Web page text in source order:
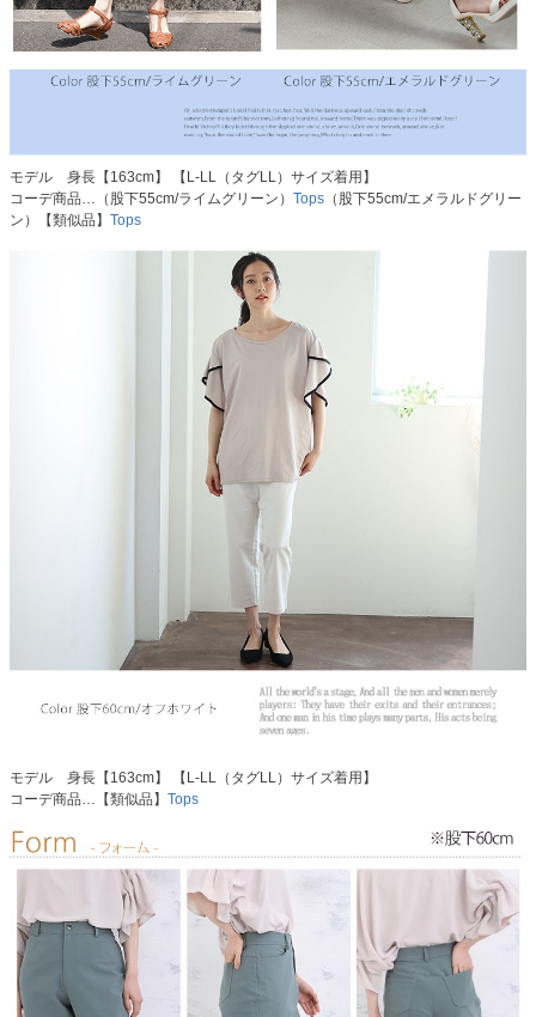
モデル 身長【163cm】 【L-LL（タグLL）サイズ着用】
コーデ商品…（股下55cm/ライムグリーン） Tops （股下55cm/エメラルドグリー
ン）【類似品】 Tops
モデル 身長【163cm】 【L-LL（タグLL）サイズ着用】
コーデ商品…【類似品】 Tops